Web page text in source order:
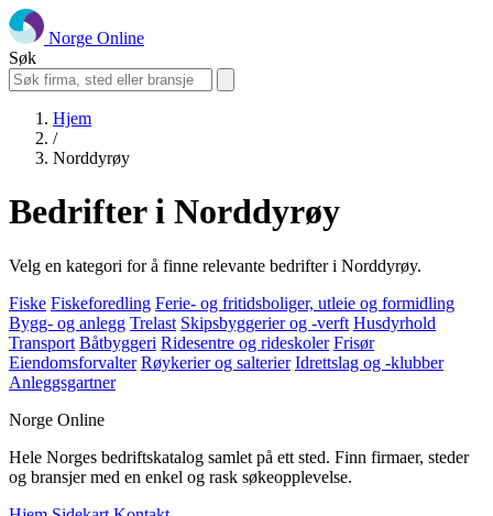
Norge Online
Søk
Hjem
/
Norddyrøy
Bedrifter i Norddyrøy
Velg en kategori for å finne relevante bedrifter i Norddyrøy.
Fiske Fiskeforedling Ferie- og fritidsboliger, utleie og formidling
Bygg- og anlegg Trelast Skipsbyggerier og -verft Husdyrhold
Transport Båtbyggeri Ridesentre og rideskoler Frisør
Eiendomsforvalter Røykerier og salterier Idrettslag og -klubber
Anleggsgartner
Norge Online
Hele Norges bedriftskatalog samlet på ett sted. Finn firmaer, steder
og bransjer med en enkel og rask søkeopplevelse.